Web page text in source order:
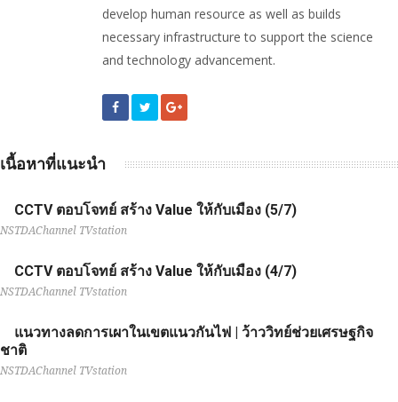
develop human resource as well as builds
necessary infrastructure to support the science
and technology advancement.
เนื้อหาที่แนะนำ
CCTV ตอบโจทย์ สร้าง Value ให้กับเมือง (5/7)
NSTDAChannel TVstation
CCTV ตอบโจทย์ สร้าง Value ให้กับเมือง (4/7)
NSTDAChannel TVstation
แนวทางลดการเผาในเขตแนวกันไฟ | ว้าววิทย์ช่วยเศรษฐกิจ
ชาติ
NSTDAChannel TVstation